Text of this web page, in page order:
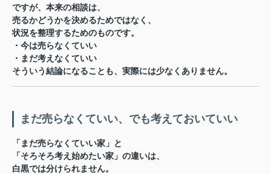
ですが、本来の相談は、
売るかどうかを決めるためではなく、
状況を整理するためのものです。
・今は売らなくていい
・まだ考えなくていい
そういう結論になることも、実際には少なくありません。
まだ売らなくていい、でも考えておいていい
「まだ売らなくていい家」と
「そろそろ考え始めたい家」の違いは、
白黒では分けられません。